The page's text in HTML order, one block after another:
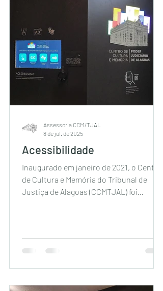
Acessibilidade
Inaugurado em janeiro de 2021, o Centro
de Cultura e Memória do Tribunal de
Justiça de Alagoas (CCMTJAL) foi
Assessoria CCM/TJAL
8 de jul. de 2025